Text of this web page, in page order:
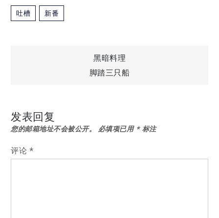
吐槽 新番
导
航
黑暗料理
脚踏三只船
发表回复
您的邮箱地址不会被公开。 必填项已用 *标注
评论 *